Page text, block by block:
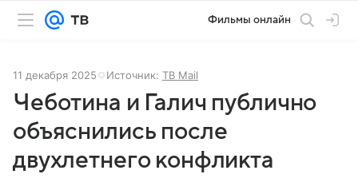
Фильмы онлайн
11 декабря 2025 Источник: ТВ Mail
Чеботина и Галич публично
объяснились после
двухлетнего конфликта